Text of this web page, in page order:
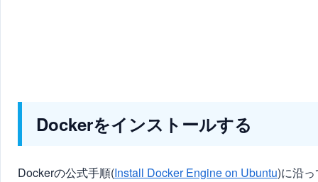
Dockerをインストールする
Dockerの公式手順(Install Docker Engine on Ubuntu)に沿